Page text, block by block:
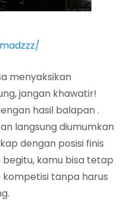
menyaksikan
jangan khawatir!
hasil balapan .
langsung diumumkan
dengan posisi finis
kamu bisa tetap
tanpa harus